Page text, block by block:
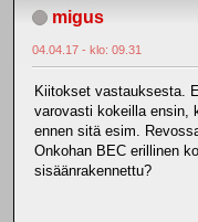
migus
04.04.17 - klo: 09.31
Kiitokset vastauksesta.
varovasti kokeilla ensin,
ennen sitä esim.
Onkohan BEC erillinen
sisäänrakennettu?